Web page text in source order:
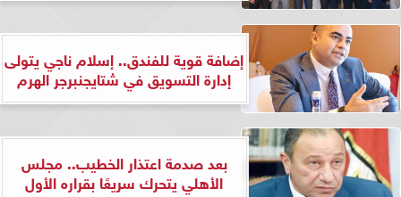
إضافة قوية للفندق.. إسلام ناجي يتولى
إدارة التسويق في شتايجنبرجر الهرم
بعد صدمة اعتذار الخطيب.. مجلس
الأهلي يتحرك سريعًا بقراره الأول